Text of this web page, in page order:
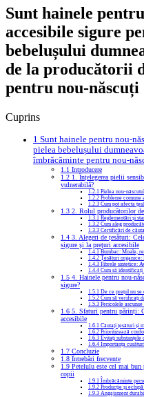
Sunt hainele
accesibile sigure
bebelușului
de la producătorii
pentru nou-născuți
Cuprins
1 Sunt hainele pentru nou-
pielea bebelușului
îmbrăcăminte pentru nou-
1.1 Introducere
1.2 1. Înțelegerea pielii
vulnerabilă?
1.2.1 Pielea nou-
1.2.2 Probleme
1.2.3 Cum pot afecta
1.3 2. Rolul producătorilor
1.3.1 Reglementări și
1.3.2 Cum aleg
1.3.3 Certificări de
1.4 3. Alegeri de țesături:
sigure și la prețuri accesibile
1.4.1 Bumbac: Moale,
1.4.2 Țesături organice:
1.4.3 Fibrele sintetice:
1.4.4 Cum să
1.5 4. Hainele pentru nou-
sigure?
1.5.1 De ce prețul nu se
1.5.2 Cum să verificați
1.5.3 Pericolele
1.6 5. Sfaturi pentru părinți:
accesibile
1.6.1 Căutați țesături și
1.6.2 Prioritizează
1.6.3 Evitați substanțele
1.6.4 Importanța
1.7 Concluzie
1.8 Întrebări frecvente
1.9 Petelulu este cel mai bun
copii
1.9.1 Îmbrăcăminte
1.9.2 Producție și
1.9.3 Angajament